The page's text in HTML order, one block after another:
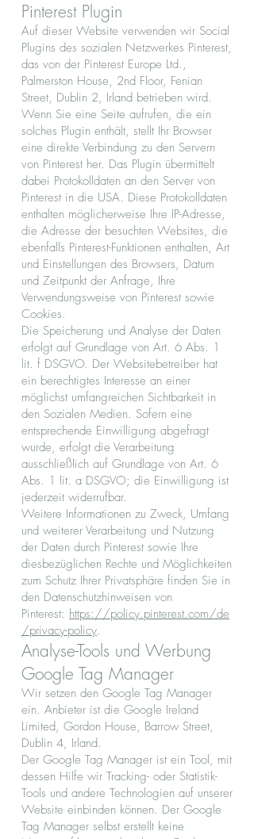
Pinterest Plugin
Auf dieser Website verwenden wir Social
Plugins des sozialen Netzwerkes Pinterest,
das von der Pinterest Europe Ltd.,
Palmerston House, 2nd Floor, Fenian
Street, Dublin 2, Irland betrieben wird.
Wenn Sie eine Seite aufrufen, die ein
solches Plugin enthält, stellt Ihr Browser
eine direkte Verbindung zu den Servern
von Pinterest her. Das Plugin übermittelt
dabei Protokolldaten an den Server von
Pinterest in die USA. Diese Protokolldaten
enthalten möglicherweise Ihre IP-Adresse,
die Adresse der besuchten Websites, die
ebenfalls Pinterest-Funktionen enthalten, Art
und Einstellungen des Browsers, Datum
und Zeitpunkt der Anfrage, Ihre
Verwendungsweise von Pinterest sowie
Cookies.
Die Speicherung und Analyse der Daten
erfolgt auf Grundlage von Art. 6 Abs. 1
lit. f DSGVO. Der Websitebetreiber hat
ein berechtigtes Interesse an einer
möglichst umfangreichen Sichtbarkeit in
den Sozialen Medien. Sofern eine
entsprechende Einwilligung abgefragt
wurde, erfolgt die Verarbeitung
ausschließlich auf Grundlage von Art. 6
Abs. 1 lit. a DSGVO; die Einwilligung ist
jederzeit widerrufbar.
Weitere Informationen zu Zweck, Umfang
und weiterer Verarbeitung und Nutzung
der Daten durch Pinterest sowie Ihre
diesbezüglichen Rechte und Möglichkeiten
zum Schutz Ihrer Privatsphäre finden Sie in
den Datenschutzhinweisen von
Pinterest: https://policy.pinterest.com/de
/privacy-policy.
Analyse-Tools und Werbung
Google Tag Manager
Wir setzen den Google Tag Manager
ein. Anbieter ist die Google Ireland
Limited, Gordon House, Barrow Street,
Dublin 4, Irland.
Der Google Tag Manager ist ein Tool, mit
dessen Hilfe wir Tracking- oder Statistik-
Tools und andere Technologien auf unserer
Website einbinden können. Der Google
Tag Manager selbst erstellt keine